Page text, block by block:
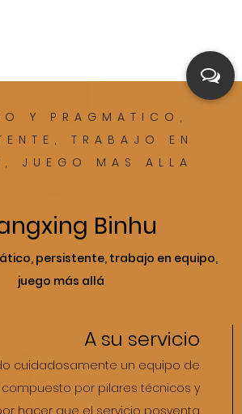
Y PRAGMATICO,
TRABAJO EN
JUEGO MAS ALLA
Binhu
persistente, trabajo en equipo,
juego más allá
A su servicio
cuidadosamente un equipo de
por pilares técnicos y
hacer que el servicio posventa